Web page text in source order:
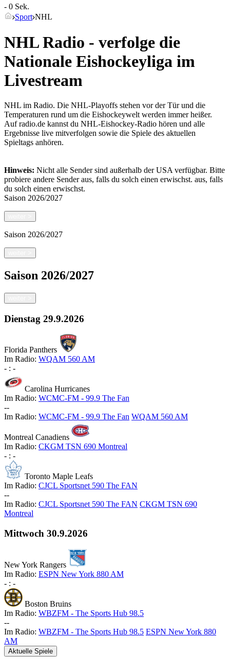
- 0 Sek.
Sport NHL
NHL Radio - verfolge die
Nationale Eishockeyliga im
Livestream
NHL im Radio. Die NHL-Playoffs stehen vor der Tür und die
Temperaturen rund um die Eishockeywelt werden immer heißer.
Auf radio.de kannst du NHL-Eishockey-Radio hören und alle
Ergebnisse live mitverfolgen sowie die Spiele des aktuellen
Spieltags anhören.
Hinweis: Nicht alle Sender sind außerhalb der USA verfügbar. Bitte
probiere andere Sender aus, falls du solch einen erwischst. aus, falls
du solch einen erwischst.
Saison 2026/2027
Saison 2026/2027
Saison 2026/2027
Dienstag 29.9.2026
Florida Panthers
Im Radio: WQAM 560 AM
- : -
Carolina Hurricanes
Im Radio: WCMC-FM - 99.9 The Fan
--
Im Radio: WCMC-FM - 99.9 The Fan WQAM 560 AM
Montreal Canadiens
Im Radio: CKGM TSN 690 Montreal
- : -
Toronto Maple Leafs
Im Radio: CJCL Sportsnet 590 The FAN
--
Im Radio: CJCL Sportsnet 590 The FAN CKGM TSN 690
Montreal
Mittwoch 30.9.2026
New York Rangers
Im Radio: ESPN New York 880 AM
- : -
Boston Bruins
Im Radio: WBZFM - The Sports Hub 98.5
--
Im Radio: WBZFM - The Sports Hub 98.5 ESPN New York 880
AM
Aktuelle Spiele